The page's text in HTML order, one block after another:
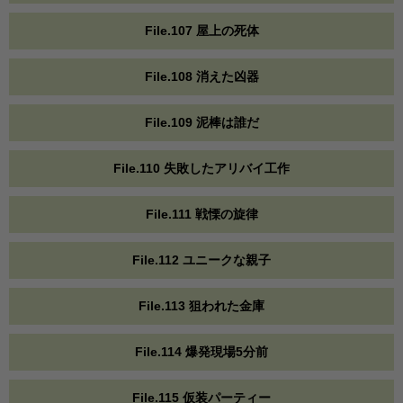
File.107 屋上の死体
File.108 消えた凶器
File.109 泥棒は誰だ
File.110 失敗したアリバイ工作
File.111 戦慄の旋律
File.112 ユニークな親子
File.113 狙われた金庫
File.114 爆発現場5分前
File.115 仮装パーティー